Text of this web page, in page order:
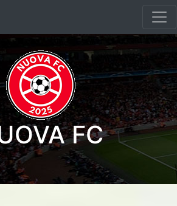
FC